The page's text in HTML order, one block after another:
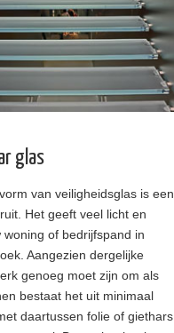
glas
van veiligheidsglas is een
Het geeft veel licht en
woning of bedrijfspand in
Aangezien dergelijke
genoeg moet zijn om als
bestaat het uit minimaal
daartussen folie of giethars.